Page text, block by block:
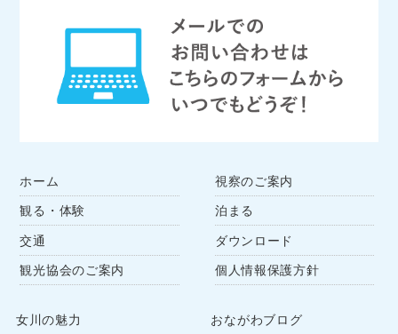
ホーム
観る・体験
交通
観光協会のご案内
視察のご案内
泊まる
ダウンロード
個人情報保護方針
女川の魅力 おながわブログ